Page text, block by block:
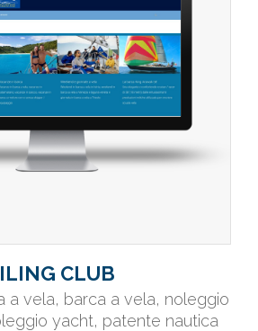
CLUB
a vela, barca a vela, noleggio
yacht, patente nautica